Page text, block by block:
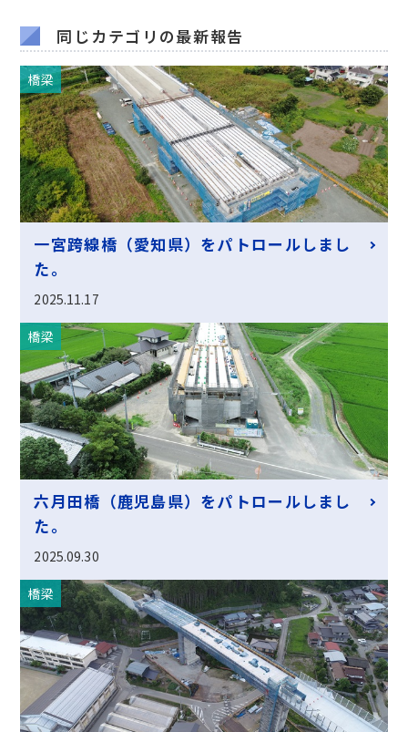
同じカテゴリの最新報告
橋梁
一宮跨線橋（愛知県）をパトロールしまし
た。
2025.11.17
橋梁
六月田橋（鹿児島県）をパトロールしまし
た。
2025.09.30
橋梁